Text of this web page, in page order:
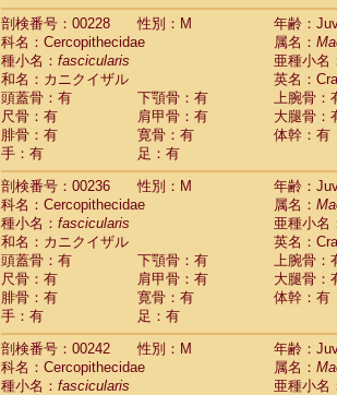
剖検番号：00228
性別：M
年齢：
科名：Cercopithecidae
属名：
種小名： fascicularis
亜種小名
和名：カニクイザル
英名：
頭蓋骨：有
下顎骨：有
上腕骨：
尺骨：有
肩甲骨：有
大腿骨：
腓骨：有
寛骨：有
体幹：有
手：有
足：有
剖検番号：00236
性別：M
年齢：
科名：Cercopithecidae
属名：
種小名： fascicularis
亜種小名
和名：カニクイザル
英名：
頭蓋骨：有
下顎骨：有
上腕骨：
尺骨：有
肩甲骨：有
大腿骨：
腓骨：有
寛骨：有
体幹：有
手：有
足：有
剖検番号：00242
性別：M
年齢：
科名：Cercopithecidae
属名：
種小名： fascicularis
亜種小名